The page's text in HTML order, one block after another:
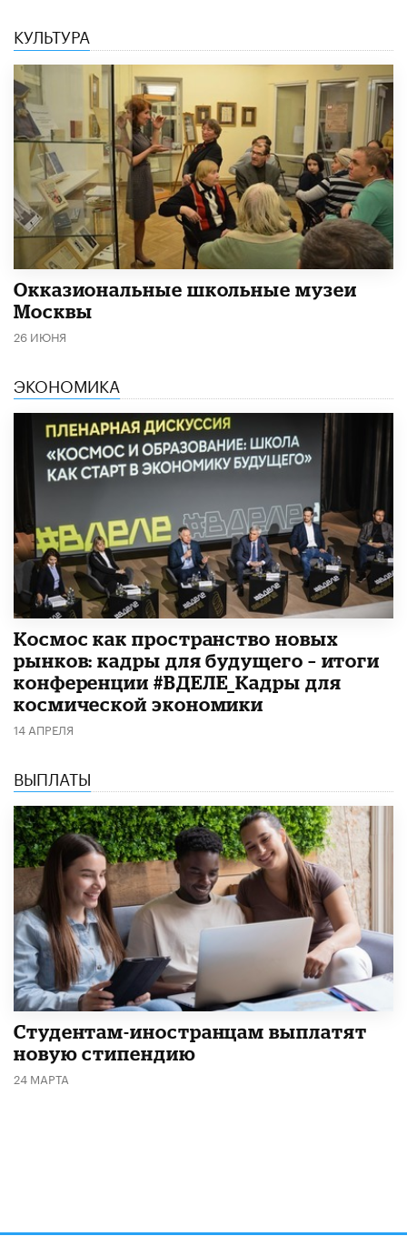
КУЛЬТУРА
​Окказиональные школьные музеи
Москвы
26 ИЮНЯ
ЭКОНОМИКА
Космос как пространство новых
рынков: кадры для будущего – итоги
конференции #ВДЕЛЕ_Кадры для
космической экономики
14 АПРЕЛЯ
ВЫПЛАТЫ
Студентам-иностранцам выплатят
новую стипендию
24 МАРТА